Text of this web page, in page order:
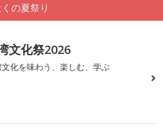
の夏祭り
文化祭2026
文化を味わう、楽しむ、学ぶ